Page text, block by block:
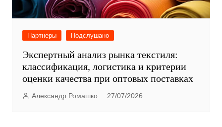
Партнеры Подслушано
Экспертный анализ рынка текстиля:
классификация, логистика и критерии
оценки качества при оптовых поставках
Александр Ромашко 27/07/2026